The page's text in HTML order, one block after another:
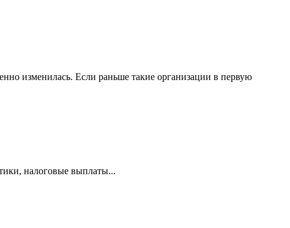
изменилась. Если раньше такие организации в первую
налоговые выплаты...